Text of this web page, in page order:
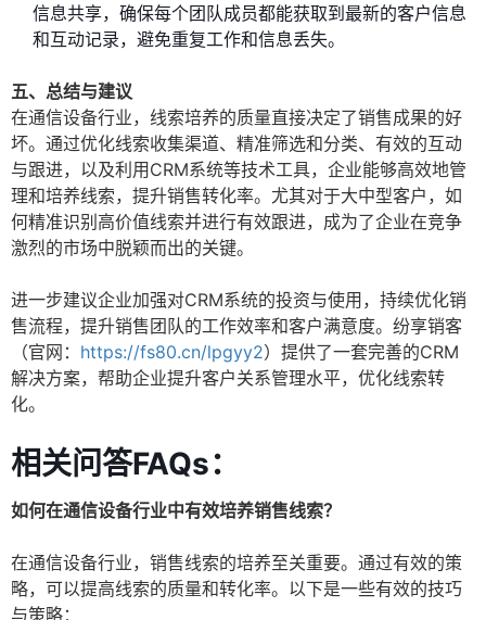
信息共享，确保每个团队成员都能获取到最新的客户信息
和互动记录，避免重复工作和信息丢失。
五、总结与建议
在通信设备行业，线索培养的质量直接决定了销售成果的好
坏。通过优化线索收集渠道、精准筛选和分类、有效的互动
与跟进，以及利用CRM系统等技术工具，企业能够高效地管
理和培养线索，提升销售转化率。尤其对于大中型客户，如
何精准识别高价值线索并进行有效跟进，成为了企业在竞争
激烈的市场中脱颖而出的关键。
进一步建议企业加强对CRM系统的投资与使用，持续优化销
售流程，提升销售团队的工作效率和客户满意度。纷享销客
（官网： https://fs80.cn/lpgyy2）提供了一套完善的CRM
解决方案，帮助企业提升客户关系管理水平，优化线索转
化。
相关问答FAQs：
如何在通信设备行业中有效培养销售线索？
在通信设备行业，销售线索的培养至关重要。通过有效的策
略，可以提高线索的质量和转化率。以下是一些有效的技巧
与策略：